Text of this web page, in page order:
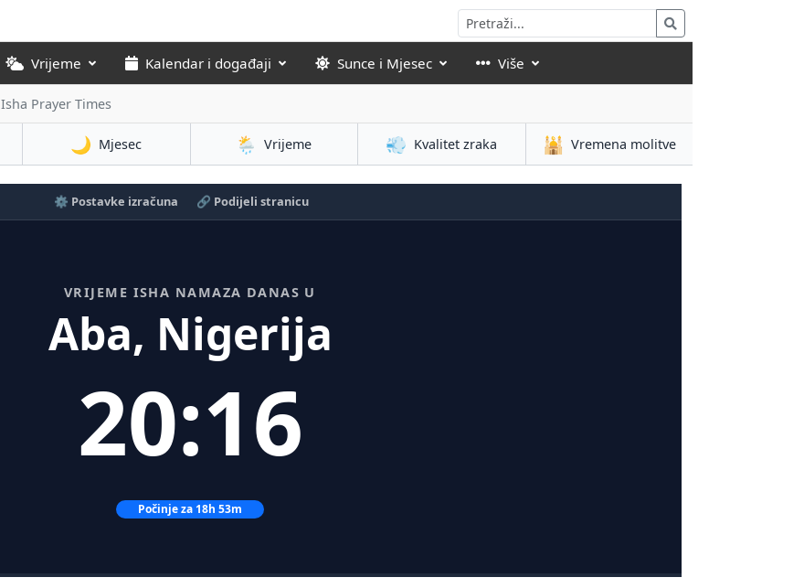
Vrijeme Kalendar i događaji Sunce i Mjesec Više
Isha Prayer Times
🌙 Mjesec 🌦️ Vrijeme 💨 Kvalitet zraka 🕌 Vremena molitve
⚙️ Postavke izračuna 🔗 Podijeli stranicu
VRIJEME ISHA NAMAZA DANAS U
Aba, Nigerija
20:16
Počinje za 18h 53m